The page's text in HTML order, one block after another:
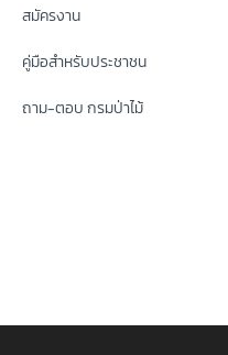
สมัครงาน
คู่มือสำหรับประชาชน
ถาม-ตอบ กรมป่าไม้